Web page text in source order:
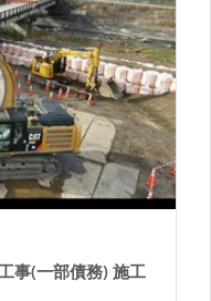
事(一部債務) 施工